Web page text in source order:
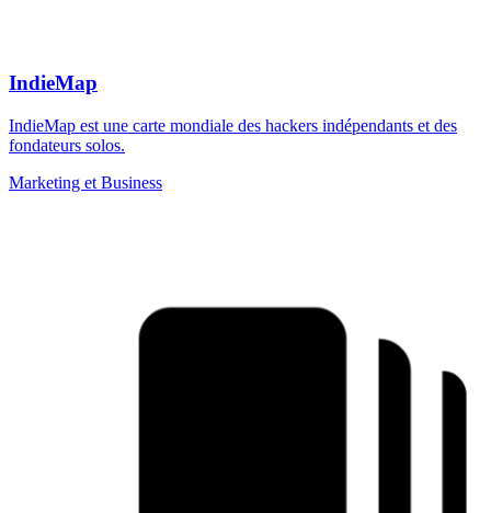
IndieMap
IndieMap est une carte mondiale des hackers indépendants et des
fondateurs solos.
Marketing et Business